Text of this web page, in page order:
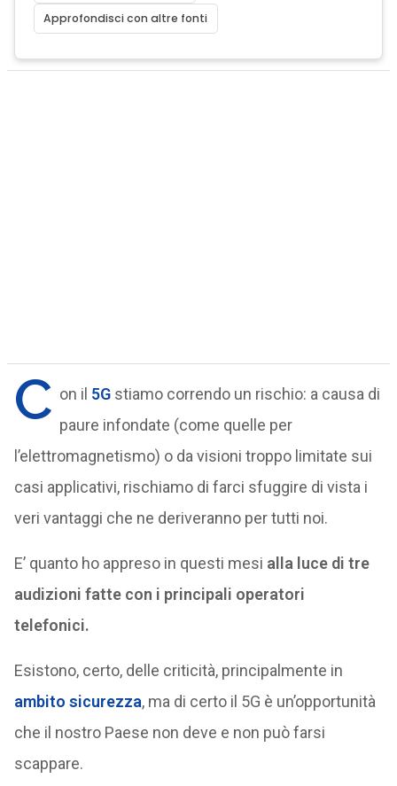
Approfondisci con altre fonti
C on il 5G stiamo correndo un rischio: a causa di
paure infondate (come quelle per
l’elettromagnetismo) o da visioni troppo limitate sui
casi applicativi, rischiamo di farci sfuggire di vista i
veri vantaggi che ne deriveranno per tutti noi.
E’ quanto ho appreso in questi mesi alla luce di tre
audizioni fatte con i principali operatori
telefonici.
Esistono, certo, delle criticità, principalmente in
ambito sicurezza, ma di certo il 5G è un’opportunità
che il nostro Paese non deve e non può farsi
scappare.